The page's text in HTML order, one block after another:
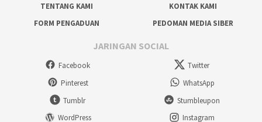
TENTANG KAMI
KONTAK KAMI
FORM PENGADUAN
PEDOMAN MEDIA SIBER
JARINGAN SOCIAL
Facebook
Twitter
Pinterest
WhatsApp
Tumblr
Stumbleupon
WordPress
Instagram